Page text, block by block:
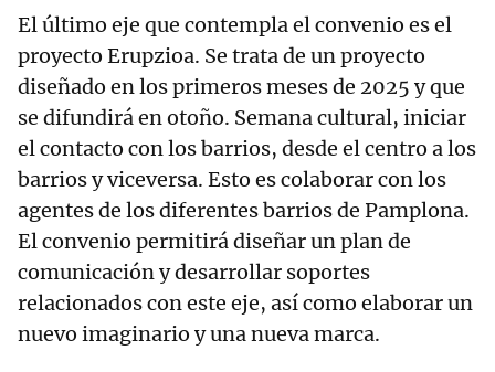
El último eje que contempla el convenio es el
proyecto Erupzioa. Se trata de un proyecto
diseñado en los primeros meses de 2025 y que
se difundirá en otoño. Semana cultural, iniciar
el contacto con los barrios, desde el centro a los
barrios y viceversa. Esto es colaborar con los
agentes de los diferentes barrios de Pamplona.
El convenio permitirá diseñar un plan de
comunicación y desarrollar soportes
relacionados con este eje, así como elaborar un
nuevo imaginario y una nueva marca.